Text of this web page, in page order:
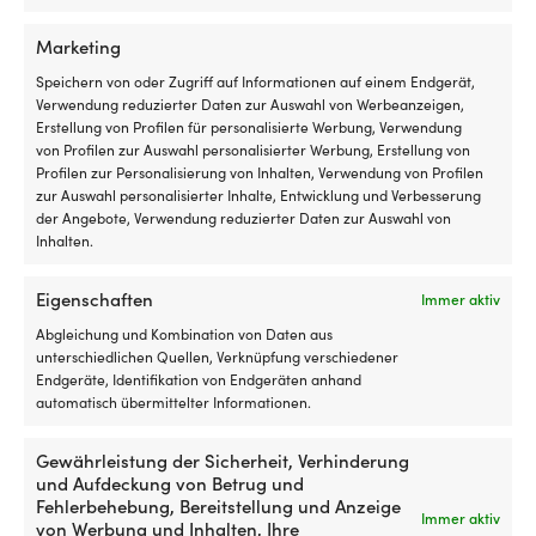
Marketing
Speichern von oder Zugriff auf Informationen auf einem Endgerät,
Verwendung reduzierter Daten zur Auswahl von Werbeanzeigen,
Erstellung von Profilen für personalisierte Werbung, Verwendung
von Profilen zur Auswahl personalisierter Werbung, Erstellung von
Profilen zur Personalisierung von Inhalten, Verwendung von Profilen
zur Auswahl personalisierter Inhalte, Entwicklung und Verbesserung
der Angebote, Verwendung reduzierter Daten zur Auswahl von
Inhalten.
Eigenschaften
Immer aktiv
Abgleichung und Kombination von Daten aus
unterschiedlichen Quellen, Verknüpfung verschiedener
Endgeräte, Identifikation von Endgeräten anhand
automatisch übermittelter Informationen.
Gewährleistung der Sicherheit, Verhinderung
und Aufdeckung von Betrug und
Fehlerbehebung, Bereitstellung und Anzeige
von Werbung und Inhalten, Ihre
Immer aktiv
Duty 822, 63.5 cm, Ø20 cm,
79,99€
MwSt. inkl.
VERFÜGBAR BEI
NACHBESTELLUNG
49,99€
MwSt. inkl.
2 VORRÄTIG (KANN
NACHBESTELLT WERDEN)
Lang-Fender Dan-Fender
Heavy Duty 1025, 70 cm, Ø25
Lang-Fender Dan-Fender
Heavy Duty 520, 54 cm, Ø12.5